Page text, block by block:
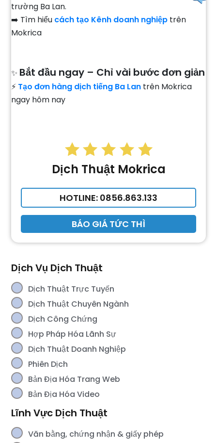
trường Ba Lan.
➡️ Tìm hiểu cách tạo Kênh doanh nghiệp trên
Mokrica
✨ Bắt đầu ngay – Chỉ vài bước đơn giản
⚡ Tạo đơn hàng dịch tiếng Ba Lan trên Mokrica
ngay hôm nay
Dịch Thuật Mokrica
HOTLINE: 0856.863.133
BÁO GIÁ TỨC THÌ
Dịch Vụ Dịch Thuật
Dịch Thuật Trực Tuyến
Dịch Thuật Chuyên Ngành
Dịch Công Chứng
Hợp Pháp Hóa Lãnh Sự
Dịch Thuật Doanh Nghiệp
Phiên Dịch
Bản Địa Hóa Trang Web
Bản Địa Hóa Video
Lĩnh Vực Dịch Thuật
Văn bằng, chứng nhận & giấy phép